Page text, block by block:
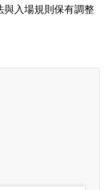
與入場規則保有調整